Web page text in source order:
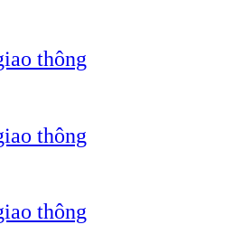
thông
thông
thông